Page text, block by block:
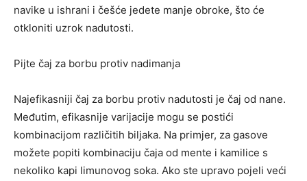
navike u ishrani i češće jedete manje obroke, što će
otkloniti uzrok nadutosti.
Pijte čaj za borbu protiv nadimanja
Najefikasniji čaj za borbu protiv nadutosti je čaj od nane.
Međutim, efikasnije varijacije mogu se postići
kombinacijom različitih biljaka. Na primjer, za gasove
možete popiti kombinaciju čaja od mente i kamilice s
nekoliko kapi limunovog soka. Ako ste upravo pojeli veći